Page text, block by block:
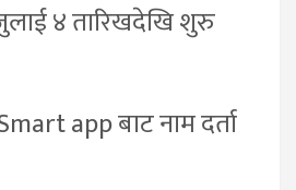
जुलाई ४ तारिखदेखि शुरु
app बाट नाम दर्ता